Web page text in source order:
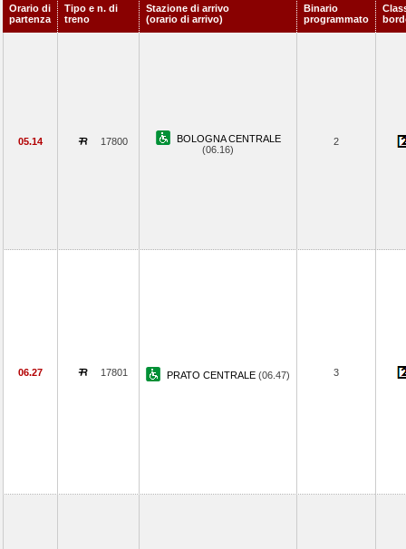
Orario di
partenza
Tipo e n. di
treno
Stazione di arrivo
(orario di arrivo)
Binario
programmato
05.14 17800
BOLOGNA CENTRALE
(06.16)
2
06.27 17801 PRATO CENTRALE (06.47) 3